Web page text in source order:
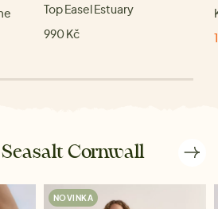
Top Easel Estuary
990 Kč
Cornwall
NOVINKA